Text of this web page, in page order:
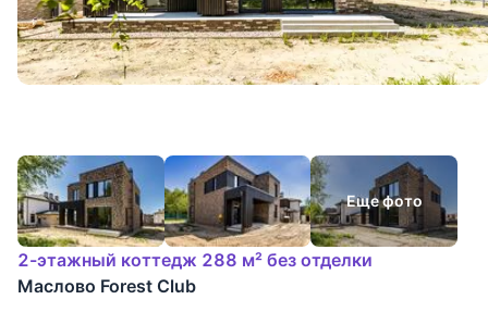
Еще фото
2-этажный коттедж 288 м² без отделки
Маслово Forest Club